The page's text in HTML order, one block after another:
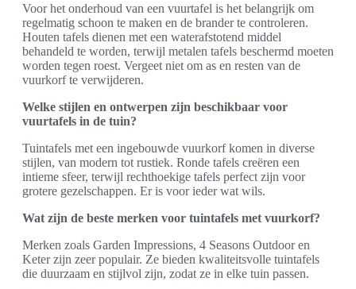
Voor het onderhoud van een vuurtafel is het belangrijk om
regelmatig schoon te maken en de brander te controleren.
Houten tafels dienen met een waterafstotend middel
behandeld te worden, terwijl metalen tafels beschermd moeten
worden tegen roest. Vergeet niet om as en resten van de
vuurkorf te verwijderen.
Welke stijlen en ontwerpen zijn beschikbaar voor
vuurtafels in de tuin?
Tuintafels met een ingebouwde vuurkorf komen in diverse
stijlen, van modern tot rustiek. Ronde tafels creëren een
intieme sfeer, terwijl rechthoekige tafels perfect zijn voor
grotere gezelschappen. Er is voor ieder wat wils.
Wat zijn de beste merken voor tuintafels met vuurkorf?
Merken zoals Garden Impressions, 4 Seasons Outdoor en
Keter zijn zeer populair. Ze bieden kwaliteitsvolle tuintafels
die duurzaam en stijlvol zijn, zodat ze in elke tuin passen.